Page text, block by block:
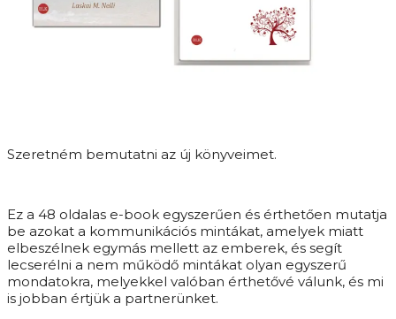
Szeretném bemutatni az új könyveimet.
Ez a 48 oldalas e-book egyszerűen és érthetően mutatja
be azokat a kommunikációs mintákat, amelyek miatt
elbeszélnek egymás mellett az emberek, és segít
lecserélni a nem működő mintákat olyan egyszerű
mondatokra, melyekkel valóban érthetővé válunk, és mi
is jobban értjük a partnerünket.